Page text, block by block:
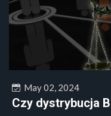
May 02, 2024
Czy dystrybucja